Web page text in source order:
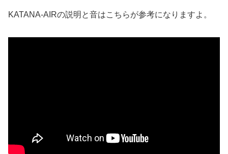
KATANA-AIRの説明と音はこちらが参考になりますよ。